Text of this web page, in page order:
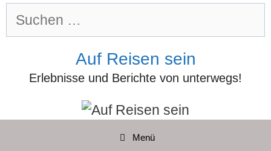
Zum
Inhalt
Suchen
Auf Reisen sein
Erlebnisse und Berichte von unterwegs!
Menü